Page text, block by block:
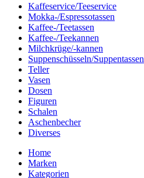
Kaffeservice/Teeservice
Mokka-/Espressotassen
Kaffee-/Teetassen
Kaffee-/Teekannen
Milchkrüge/-kannen
Suppenschüsseln/Suppentassen
Teller
Vasen
Dosen
Figuren
Schalen
Aschenbecher
Diverses
Home
Marken
Kategorien